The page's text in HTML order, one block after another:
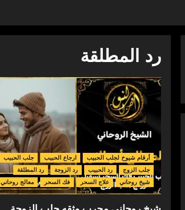
رد المطلقة
أرقام شيوخ لجلب الحبيب ارجاع الحبيب
جلب الحبيب
جلب الزوج
رد الحبيب رد الزوجة
رد المطلقة
شيخ روحاني
علاج السحر فك السحر معالج روحاني